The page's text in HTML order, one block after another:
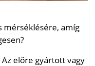
mérséklésére, amíg
Az előre gyártott vagy